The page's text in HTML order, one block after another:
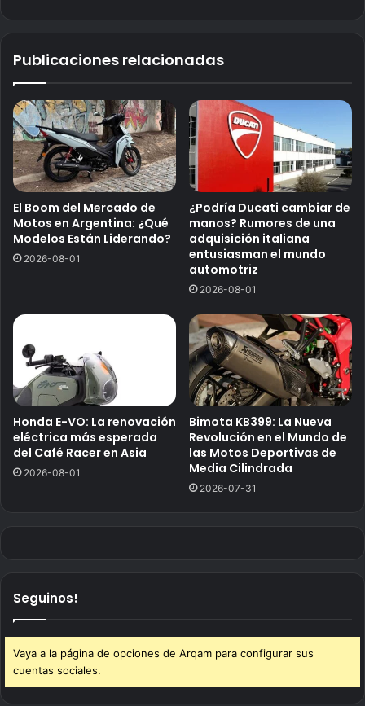
Publicaciones relacionadas
El Boom del Mercado de
Motos en Argentina: ¿Qué
Modelos Están Liderando?
2026-08-01
¿Podría Ducati cambiar de
manos? Rumores de una
adquisición italiana
entusiasman el mundo
automotriz
2026-08-01
Honda E-VO: La renovación
eléctrica más esperada
del Café Racer en Asia
2026-08-01
Bimota KB399: La Nueva
Revolución en el Mundo de
las Motos Deportivas de
Media Cilindrada
2026-07-31
Seguinos!
Vaya a la página de opciones de Arqam para configurar sus
cuentas sociales.